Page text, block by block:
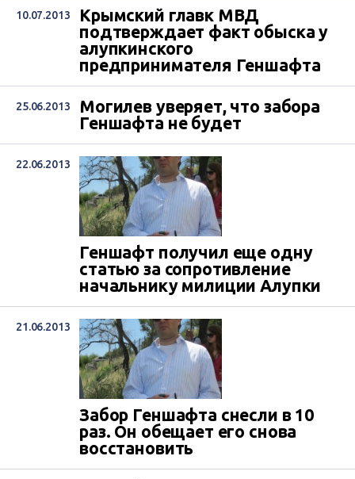
10.07.2013
Крымский главк МВД
подтверждает факт обыска у
алупкинского
предпринимателя Геншафта
25.06.2013
Могилев уверяет, что забора
Геншафта не будет
22.06.2013
Геншафт получил еще одну
статью за сопротивление
начальнику милиции Алупки
21.06.2013
Забор Геншафта снесли в 10
раз. Он обещает его снова
восстановить